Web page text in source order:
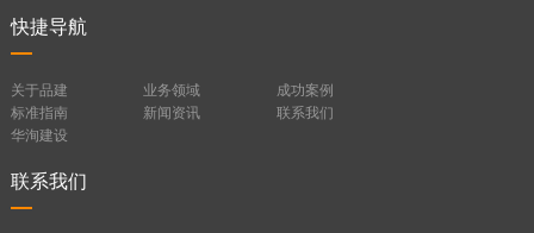
快捷导航
关于品建 业务领域
成功案例
标准指南
新闻资讯
联系我们
华洵建设
联系我们